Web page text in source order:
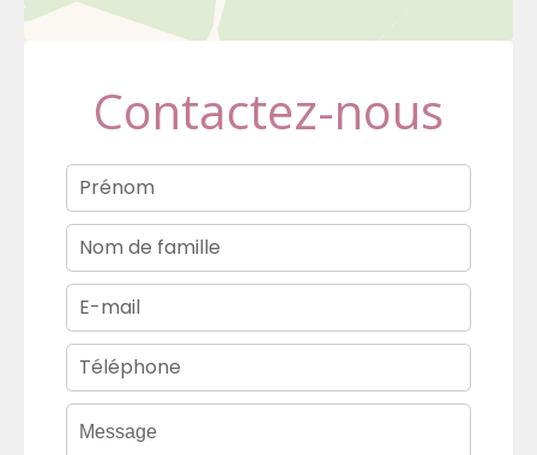
Contactez-nous